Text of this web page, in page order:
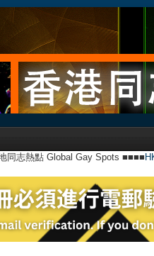
同志熱點 Global Gay Spots ■■■■